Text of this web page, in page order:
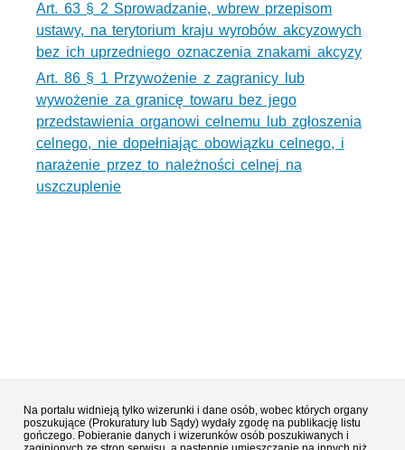
Art. 63 § 2 Sprowadzanie, wbrew przepisom
ustawy, na terytorium kraju wyrobów akcyzowych
bez ich uprzedniego oznaczenia znakami akcyzy
Art. 86 § 1 Przywożenie z zagranicy lub
wywożenie za granicę towaru bez jego
przedstawienia organowi celnemu lub zgłoszenia
celnego, nie dopełniając obowiązku celnego, i
narażenie przez to należności celnej na
uszczuplenie
Na portalu widnieją tylko wizerunki i dane osób, wobec których organy
poszukujące (Prokuratury lub Sądy) wydały zgodę na publikację listu
gończego. Pobieranie danych i wizerunków osób poszukiwanych i